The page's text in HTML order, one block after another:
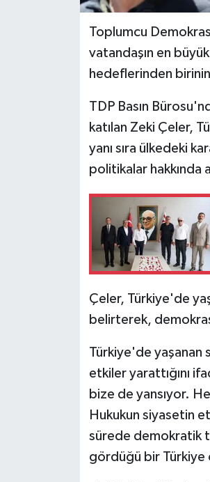
Toplumcu
vatandaşın en
hedeflerinden
TDP Basın
katılan Zeki Çeler,
yanı sıra ülkedeki
politikalar hakkında
Çeler, Türkiye'de
belirterek,
Türkiye'de yaşanan
etkiler yarattığını
bize de yansıyor.
Hukukun siyasetin
sürede demokratik
gördüğü bir Türkiye
Nöbetçi Eczaneler
ÖZEL HABER